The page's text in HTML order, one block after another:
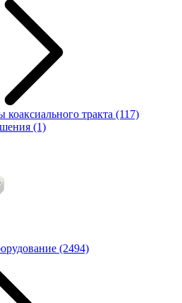
коаксиального тракта (117)
(1)
(2494)